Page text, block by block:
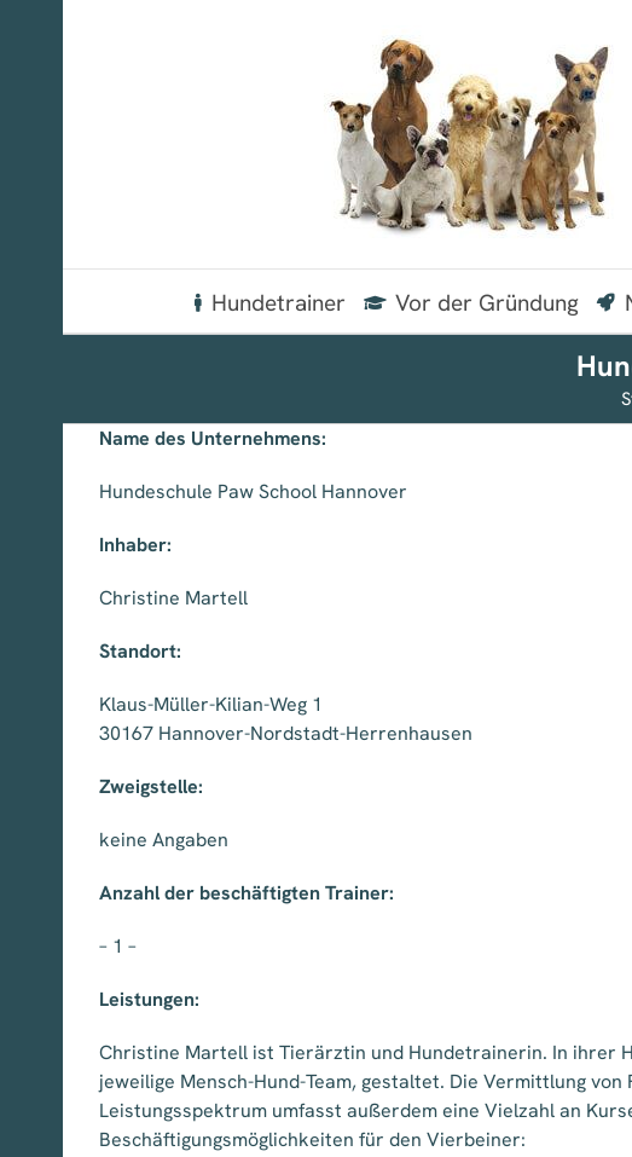
Hundetrainer Vor der Gründung
Name des Unternehmens:
Hundeschule Paw School Hannover
Inhaber:
Christine Martell
Standort:
Klaus-Müller-Kilian-Weg 1
30167 Hannover-Nordstadt-Herrenhausen
Zweigstelle:
keine Angaben
Anzahl der beschäftigten Trainer:
– 1 –
Leistungen:
Christine Martell ist Tierärztin und Hundetrainerin. In ihrer
jeweilige Mensch-Hund-Team, gestaltet. Die Vermittlung
Leistungsspektrum umfasst außerdem eine Vielzahl an
Beschäftigungsmöglichkeiten für den Vierbeiner: